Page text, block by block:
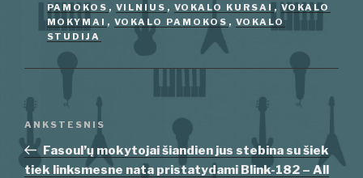
PAMOKOS , VILNIUS , VOKALO KURSAI , VOKALO
MOKYMAI , VOKALO PAMOKOS , VOKALO
STUDIJA
Navigacija
tarp
įrašų
Ankstesnis
įrašas
ANKSTESNIS
Fasoul’ų mokytojai šiandien jus stebina su šiek
tiek linksmesne nata pristatydami Blink-182 – All